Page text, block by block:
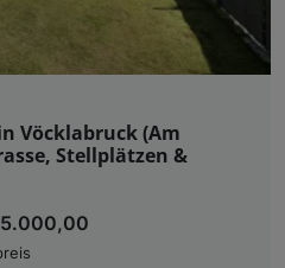
Vöcklabruck (Am
Stellplätzen &